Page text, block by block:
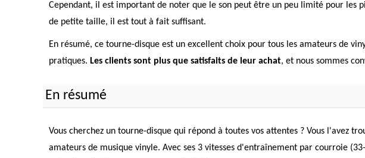
Cependant, il est important de noter que le son peut être un peu limité pour les
de petite taille, il est tout à fait suffisant.
En résumé, ce tourne-disque est un excellent choix pour tous les amateurs de
pratiques. Les clients sont plus que satisfaits de leur achat, et nous sommes
En résumé
Vous cherchez un tourne-disque qui répond à toutes vos attentes ? Vous l'avez
amateurs de musique vinyle. Avec ses 3 vitesses d'entraînement par courroie